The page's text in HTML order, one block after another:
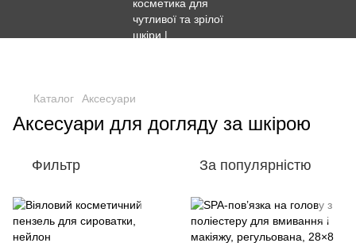
Каталог Аксесуари
Аксесуари для догляду за шкірою
Фильтр За популярністю